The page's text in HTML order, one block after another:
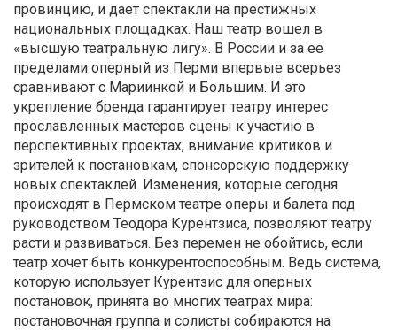
провинцию, и дает спектакли на престижных
национальных площадках. Наш театр вошел в
«высшую театральную лигу». В России и за ее
пределами оперный из Перми впервые всерьез
сравнивают с Мариинкой и Большим. И это
укрепление бренда гарантирует театру интерес
прославленных мастеров сцены к участию в
перспективных проектах, внимание критиков и
зрителей к постановкам, спонсорскую поддержку
новых спектаклей. Изменения, которые сегодня
происходят в Пермском театре оперы и балета под
руководством Теодора Курентзиса, позволяют театру
расти и развиваться. Без перемен не обойтись, если
театр хочет быть конкурентоспособным. Ведь система,
которую использует Курентзис для оперных
постановок, принята во многих театрах мира:
постановочная группа и солисты собираются на